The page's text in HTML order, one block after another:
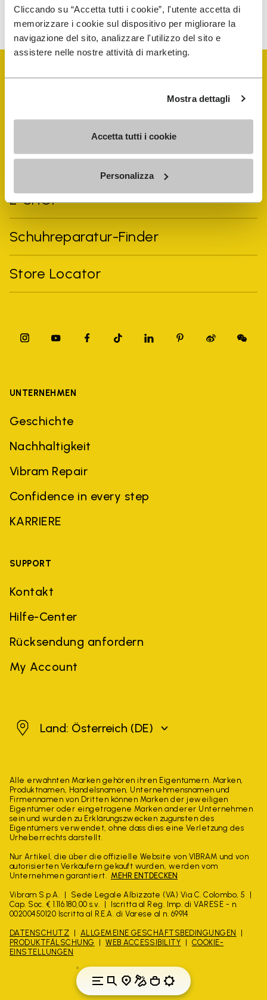
Cliccando su “Accetta tutti i cookie”, l'utente accetta di
memorizzare i cookie sul dispositivo per migliorare la
navigazione del sito, analizzare l'utilizzo del sito e
assistere nelle nostre attività di marketing.
Mostra dettagli
Accetta tutti i cookie
Personalizza
Wie wir Ihre Daten verarbeiten, erfahren Sie in unserem
Datenschutzhinweis. Sie können sich jederzeit wieder abmelden.
Vibram Events
FiveFingers Guide
E-SHOP
Schuhreparatur-Finder
Store Locator
UNTERNEHMEN
Geschichte
Nachhaltigkeit
Vibram Repair
Confidence in every step
KARRIERE
SUPPORT
Kontakt
Hilfe-Center
Rücksendung anfordern
My Account
Österreich
Land: Österreich (DE)
Alle erwähnten Marken gehören ihren Eigentümern. Marken,
Produktnamen, Handelsnamen, Unternehmensnamen und
Firmennamen von Dritten können Marken der jeweiligen
Eigentümer oder eingetragene Marken anderer Unternehmen
sein und wurden zu Erklärungszwecken zugunsten des
Eigentümers verwendet, ohne dass dies eine Verletzung des
Urheberrechts darstellt.
Nur Artikel, die über die offizielle Website von VIBRAM und von
autorisierten Verkäufern gekauft wurden, werden vom
Unternehmen garantiert. MEHR ENTDECKEN
Vibram S.p.A.
Sede Legale Albizzate (VA) Via C. Colombo, 5
Cap. Soc. € 1.116.180,00 s.v.
Iscritta al Reg. Imp. di VARESE - n.
00200450120 Iscritta al R.E.A. di Varese al n. 69914
DATENSCHUTZ
ALLGEMEINE GESCHÄFTSBEDINGUNGEN
PRODUKTFÄLSCHUNG
WEB ACCESSIBILITY
COOKIE-
EINSTELLUNGEN